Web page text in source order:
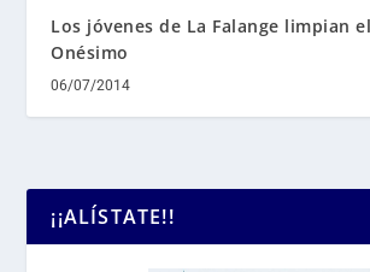
Los jóvenes de La Falange limpian
Onésimo
06/07/2014
¡¡ALÍSTATE!!